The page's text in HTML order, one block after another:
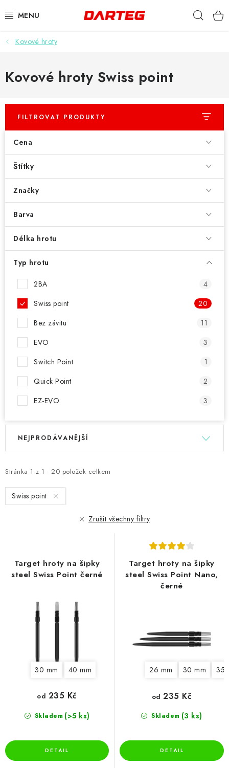
na
ŠIPKY
TERČE
HROTY
POUZDRA
PŘÍSLUŠENSTVÍ
TERČE A ŠIPKY
POUZDRA
Kontakty Hodnocení obchodu
Kovové hroty
Kovové hroty Swiss point
FILTROVAT PRODUKTY
Cena
Štítky
Značky
Barva
Délka hrotu
Typ hrotu
2BA
4
Swiss point
20
Bez závitu
11
EVO
3
Switch Point
1
Quick Point
2
EZ-EVO
3
V
i
s
p
k
Stránka 1 z 1 - 20 položek celkem
Ř
e
n
í
u
NEJPRODÁVANĚJŠÍ
Swiss point
Zrušit všechny filtry
Target hroty na šipky
steel Swiss Point černé
30 mm 40 mm
Skladem (>5 ks)
od 235 Kč
Target hroty na šipky
steel Swiss Point Nano,
černé
26 mm 30 mm 35
Skladem (3 ks)
od 235 Kč